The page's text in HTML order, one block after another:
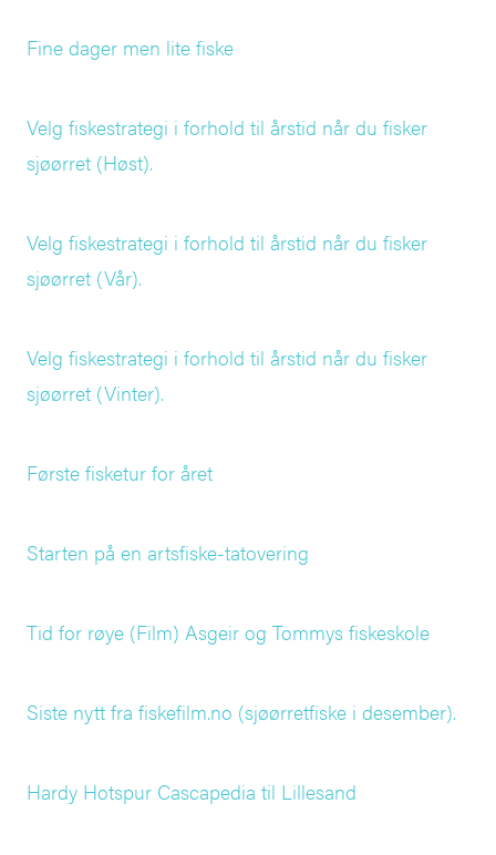
Fine dager men lite fiske
Velg fiskestrategi i forhold til årstid når du fisker
sjøørret (Høst).
Velg fiskestrategi i forhold til årstid når du fisker
sjøørret (Vår).
Velg fiskestrategi i forhold til årstid når du fisker
sjøørret (Vinter).
Første fisketur for året
Starten på en artsfiske-tatovering
Tid for røye (Film) Asgeir og Tommys fiskeskole
Siste nytt fra fiskefilm.no (sjøørretfiske i desember).
Hardy Hotspur Cascapedia til Lillesand